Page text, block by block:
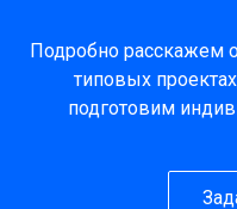
Подробно расскажем
типовых
подготовим